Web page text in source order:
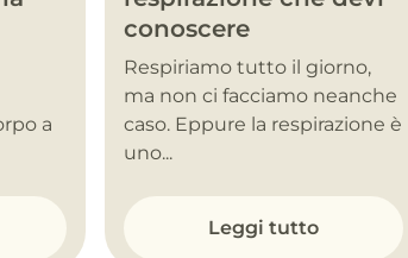
a
conoscere
Respiriamo tutto il giorno,
ma non ci facciamo neanche
caso. Eppure la respirazione è
uno...
Leggi tutto